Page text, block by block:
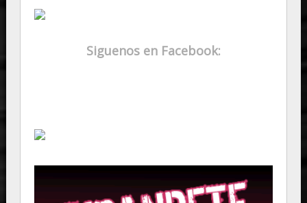
Siguenos en Facebook: